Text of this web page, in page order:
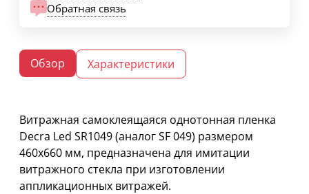
Обратная связь
Обзор Характеристики
Витражная самоклеящаяся однотонная пленка
Decra Led SR1049 (аналог SF 049) размером
460х660 мм, предназначена для имитации
витражного стекла при изготовлении
аппликационных витражей.